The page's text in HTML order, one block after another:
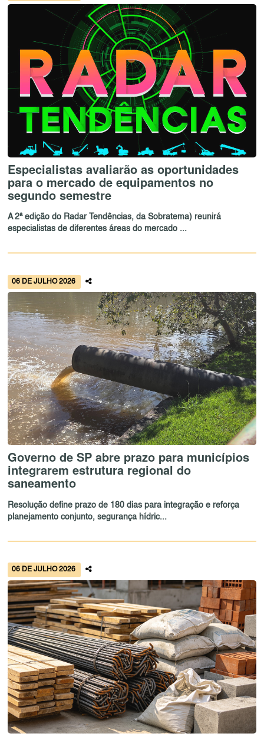
Especialistas avaliarão as oportunidades
para o mercado de equipamentos no
segundo semestre
A 2ª edição do Radar Tendências, da Sobratema) reunirá
especialistas de diferentes áreas do mercado ...
06 DE JULHO 2026
Governo de SP abre prazo para municípios
integrarem estrutura regional do
saneamento
Resolução define prazo de 180 dias para integração e reforça
planejamento conjunto, segurança hídric...
06 DE JULHO 2026